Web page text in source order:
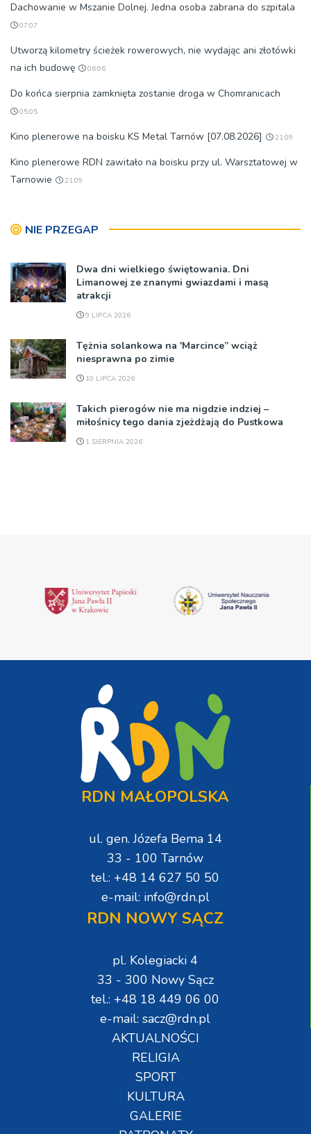
Dachowanie w Mszanie Dolnej. Jedna osoba zabrana do szpitala
07:07
Utworzą kilometry ścieżek rowerowych, nie wydając ani złotówki
na ich budowę
06:06
Do końca sierpnia zamknięta zostanie droga w Chomranicach
05:05
Kino plenerowe na boisku KS Metal Tarnów [07.08.2026] 21:09
Kino plenerowe RDN zawitało na boisku przy ul. Warsztatowej w
Tarnowie
21:09
NIE PRZEGAP
Dwa dni wielkiego świętowania. Dni
Limanowej ze znanymi gwiazdami i masą
atrakcji
9 LIPCA 2026
Tężnia solankowa na 'Marcince” wciąż
niesprawna po zimie
10 LIPCA 2026
Takich pierogów nie ma nigdzie indziej –
miłośnicy tego dania zjeżdżają do Pustkowa
1 SIERPNIA 2026
RDN MAŁOPOLSKA
ul. gen. Józefa Bema 14
33 - 100 Tarnów
tel.: +48 14 627 50 50
e-mail: info@rdn.pl
RDN NOWY SĄCZ
pl. Kolegiacki 4
33 - 300 Nowy Sącz
tel.: +48 18 449 06 00
e-mail: sacz@rdn.pl
AKTUALNOŚCI
RELIGIA
SPORT
KULTURA
GALERIE